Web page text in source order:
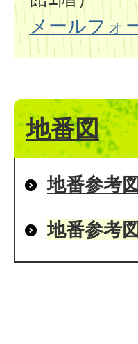
メールフォ
地番図
地番参考
地番参考図